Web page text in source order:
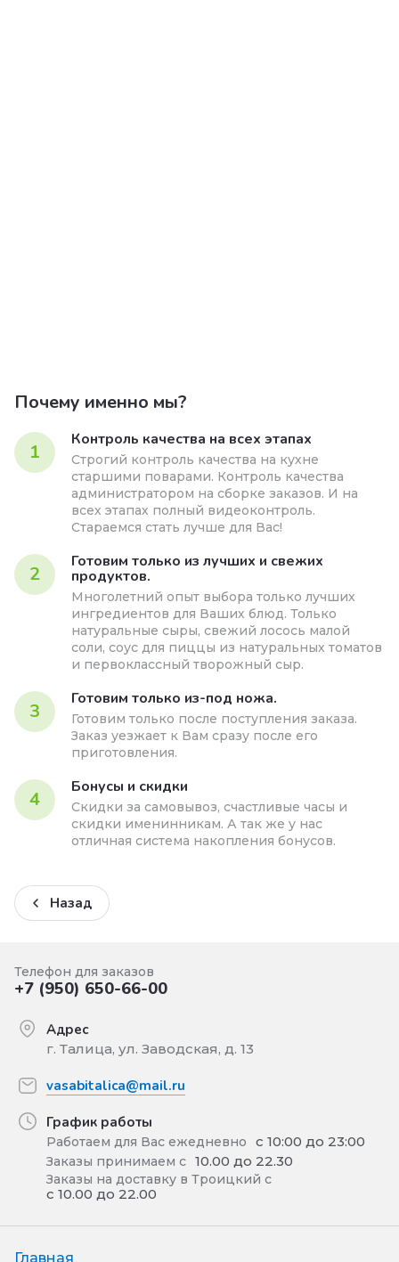
Почему именно мы?
1
Контроль качества на всех этапах
Строгий контроль качества на кухне
старшими поварами. Контроль качества
администратором на сборке заказов. И на
всех этапах полный видеоконтроль.
Стараемся стать лучше для Вас!
2
Готовим только из лучших и свежих
продуктов.
Многолетний опыт выбора только лучших
ингредиентов для Ваших блюд. Только
натуральные сыры, свежий лосось малой
соли, соус для пиццы из натуральных томатов
и первоклассный творожный сыр.
3
Готовим только из-под ножа.
Готовим только после поступления заказа.
Заказ уезжает к Вам сразу после его
приготовления.
4
Бонусы и скидки
Скидки за самовывоз, счастливые часы и
скидки именинникам. А так же у нас
отличная система накопления бонусов.
Назад
Телефон для заказов
+7 (950) 650-66-00
Адрес
г. Талица, ул. Заводская, д. 13
vasabitalica@mail.ru
График работы
Работаем для Вас ежедневно с 10:00 до 23:00
Заказы принимаем с 10.00 до 22.30
Заказы на доставку в Троицкий с
с 10.00 до 22.00
Главная